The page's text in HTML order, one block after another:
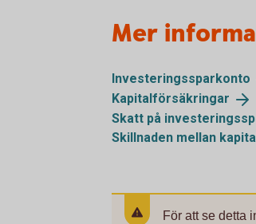
Mer
Investeringssparkonto
Kapitalförsäkringar
Skatt på
Skillnaden mellan
För att se detta